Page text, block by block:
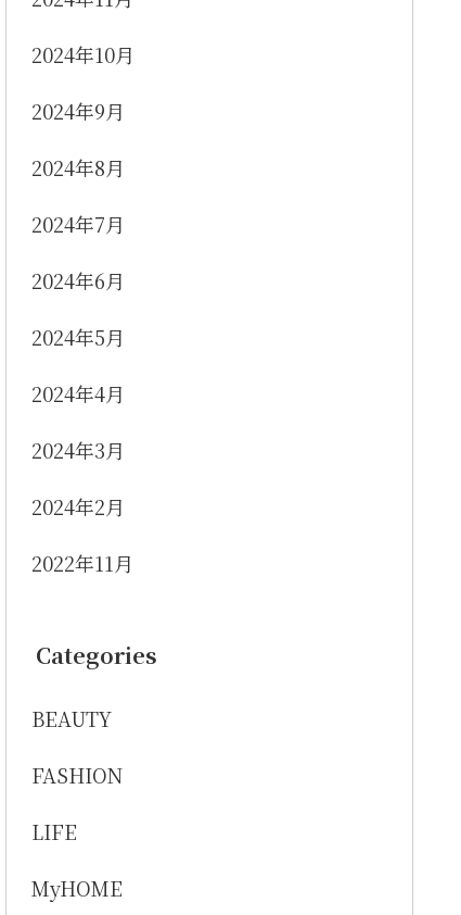
2024年10月
2024年9月
2024年8月
2024年7月
2024年6月
2024年5月
2024年4月
2024年3月
2024年2月
2022年11月
Categories
BEAUTY
FASHION
LIFE
MyHOME